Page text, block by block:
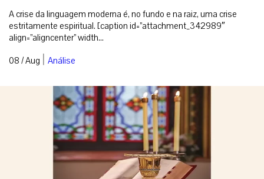
A crise da linguagem moderna é, no fundo e na raiz, uma crise
estritamente espiritual. [caption id=”attachment_342989″
align=”aligncenter” width...
08 / Aug | Análise